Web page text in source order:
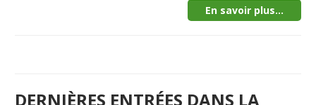
En savoir plus...
DERNIÈRES ENTRÉES DANS LA